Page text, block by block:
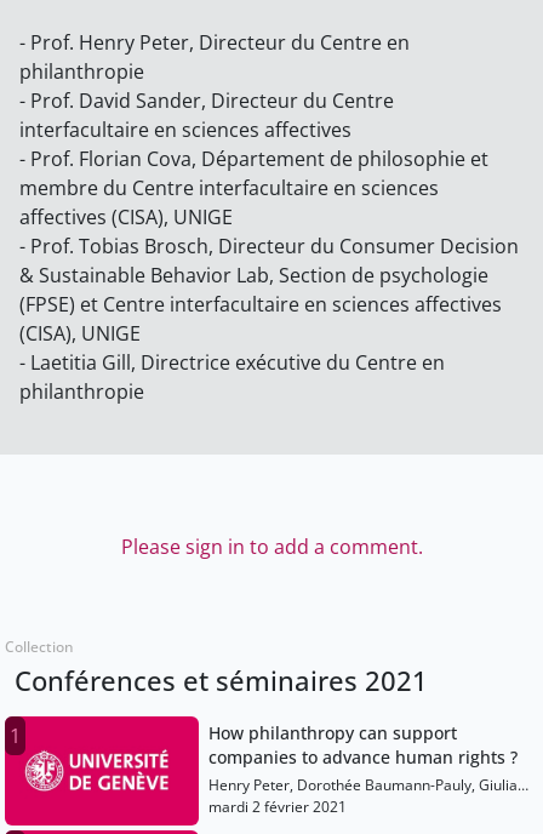
- Prof. Henry Peter, Directeur du Centre en
philanthropie
- Prof. David Sander, Directeur du Centre
interfacultaire en sciences affectives
- Prof. Florian Cova, Département de philosophie et
membre du Centre interfacultaire en sciences
affectives (CISA), UNIGE
- Prof. Tobias Brosch, Directeur du Consumer Decision
& Sustainable Behavior Lab, Section de psychologie
(FPSE) et Centre interfacultaire en sciences affectives
(CISA), UNIGE
- Laetitia Gill, Directrice exécutive du Centre en
philanthropie
Please sign in to add a comment.
Collection
Conférences et séminaires 2021
1
How philanthropy can support
companies to advance human rights ?
Henry Peter, Dorothée Baumann-Pauly, Giulia
Neri-Castracane, François Zimeray
mardi 2 février 2021